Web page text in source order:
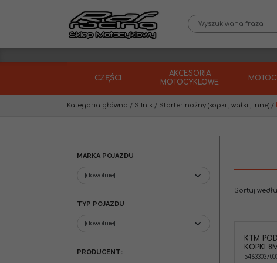
CZĘŚCI
AKCESORIA
MOTOCYKLOWE
Kategoria główna / Silnik / Starter nożny (kopki , wałki , inne) /
Sortuj
wałka kopki ( możesz potrzebować
KTM
KOPKI
MARKA POJAZDU
TYP POJAZDU
PRODUCENT: